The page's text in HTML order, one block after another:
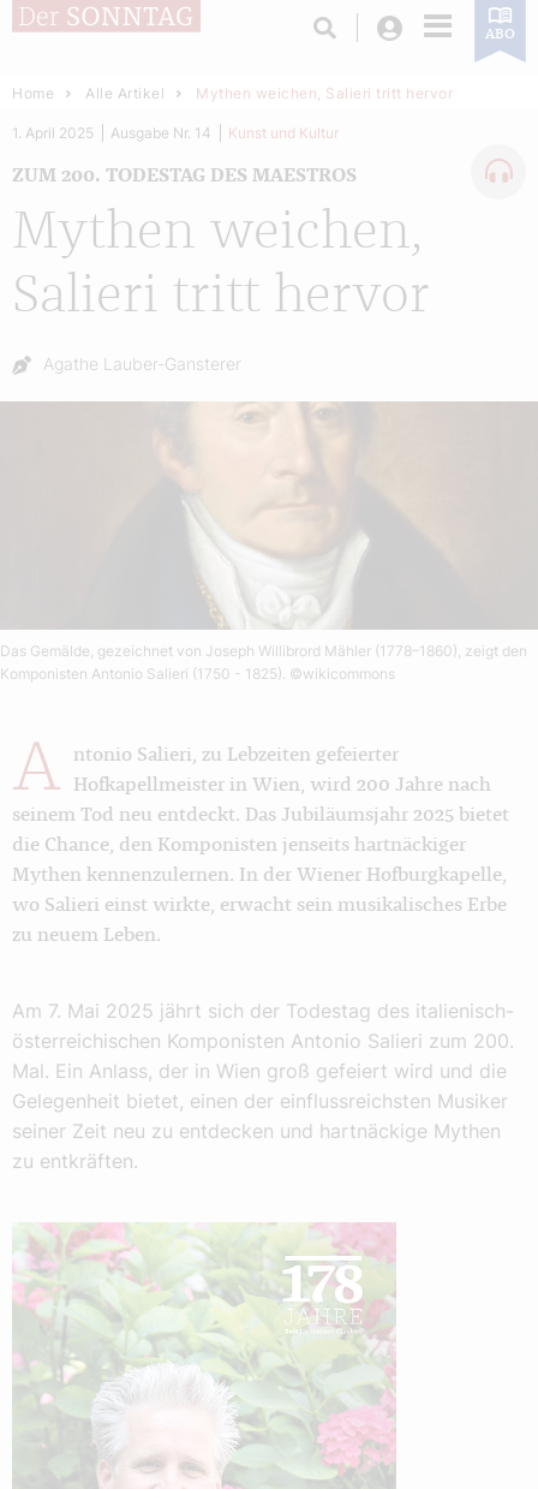
Login ABO
Home Alle Artikel Mythen weichen, Salieri tritt hervor
Mythen weichen,
Salieri tritt hervor
ZUM 200. TODESTAG DES MAESTROS
1. April 2025 Ausgabe Nr. 14 Kunst und Kultur
Autor:
Agathe Lauber-Gansterer
Das Gemälde, gezeichnet von Joseph Willibrord Mähler (1778–1860), zeigt den
Komponisten Antonio Salieri (1750 - 1825). ©wikicommons
A
ntonio Salieri, zu Lebzeiten gefeierter
Hofkapellmeister in Wien, wird 200 Jahre nach
seinem Tod neu entdeckt. Das Jubiläumsjahr 2025 bietet
die Chance, den Komponisten jenseits hartnäckiger
Mythen kennenzulernen. In der Wiener Hofburgkapelle,
wo Salieri einst wirkte, erwacht sein musikalisches Erbe
zu neuem Leben.
Am 7. Mai 2025 jährt sich der Todestag des italienisch-
österreichischen Komponisten Antonio Salieri zum 200.
Mal. Ein Anlass, der in Wien groß gefeiert wird und die
Gelegenheit bietet, einen der einflussreichsten Musiker
seiner Zeit neu zu entdecken und hartnäckige Mythen
zu entkräften.